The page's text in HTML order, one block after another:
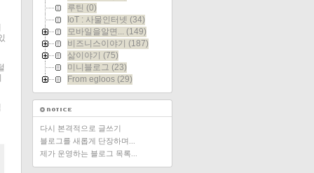
루틴 (0)
IoT : 사물인터넷 (34)
모바일을알면... (149)
비즈니스이야기
(187)
삶이야기
(75)
미니블로그 (23)
From egloos (29)
다시 본격적으로 글쓰기
블로그를 새롭게 단장하며...
제가 운영하는 블로그 목록...